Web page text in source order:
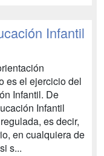
Infantil
es el ejercicio del
Infantil. De
Infantil
es decir,
en cualquiera de
s...